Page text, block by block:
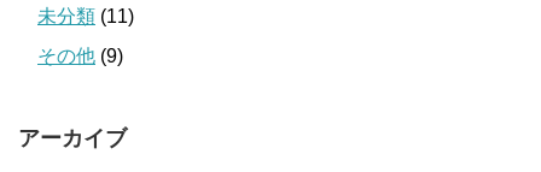
未分類 (11)
その他 (9)
アーカイブ